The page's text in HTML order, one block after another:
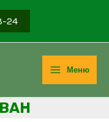
24
Main
Меню